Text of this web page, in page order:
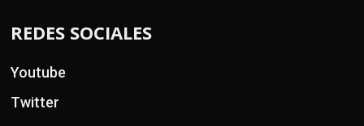
REDES SOCIALES
Youtube
Twitter